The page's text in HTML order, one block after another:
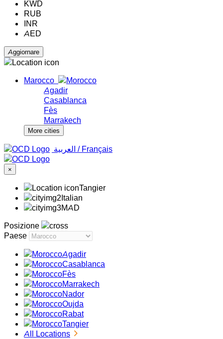
KWD
RUB
INR
AED
Marocco
Agadir
Casablanca
Fès
Marrakech
More cities
‏العربية ‏ / Français
×
Tangier
Italian
MAD
Posizione
Paese
Agadir
Casablanca
Fès
Marrakech
Nador
Oujda
Rabat
Tangier
All Locations